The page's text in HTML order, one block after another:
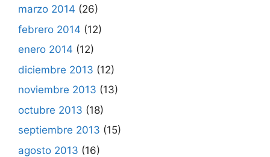
marzo 2014 (26)
febrero 2014 (12)
enero 2014 (12)
diciembre 2013 (12)
noviembre 2013 (13)
octubre 2013 (18)
septiembre 2013 (15)
agosto 2013 (16)